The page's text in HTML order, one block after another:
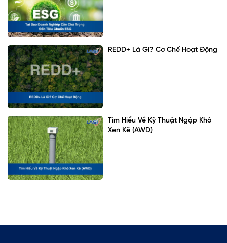
REDD+ Là Gì? Cơ Chế Hoạt Động
Tìm Hiểu Về Kỹ Thuật Ngập Khô
Xen Kẽ (AWD)